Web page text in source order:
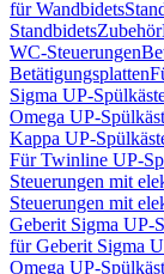
für Wandbidets
StandbidetsZubehör
WC-Steuerungen
Betätigungsplatten
Sigma UP-
Omega UP-
Kappa UP-
Für Twinline UP-
Steuerungen mit
Steuerungen mit
Geberit Sigma UP-
für Geberit Sigma
Omega UP-